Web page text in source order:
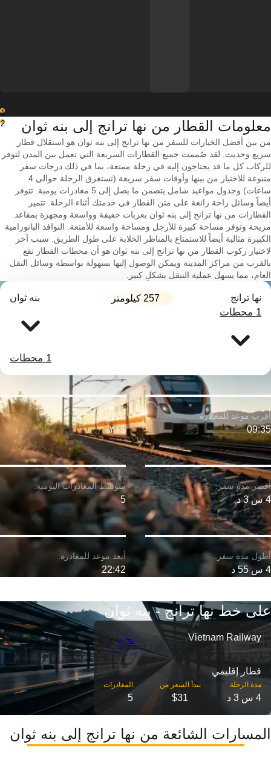
1
2
معلومات القطار من ‎نها ترانج إلى ‎بنه ثوان
من بين أفضل الخيارات للسفر من نها ترانج إلى بنه ثوان هو استقلال قطار
سريع وحديث. لقد صُممت جميع القطارات السريعة التي تعمل بين المدن لتوفر
للركاب كل ما قد يحتاجون إليه في رحلة ممتعة، بما في ذلك درجات سفر
متنوعة للاختيار من بينها وأوقات سفر سريعة (تستغرق الرحلة حوالي 4
ساعات) وجدول مواعيد شامل يتضمن ما يصل إلى 5 مغادرات يومية. تتوفر
أيضاً وسائل راحة رائعة على متن القطار في خدمتك أثناء الرحلة. تتميز
القطارات من نها ترانج إلى بنه ثوان بعربات خفيفة وواسعة ومجهزة بمقاعد
مريحة وتوفر مساحة كبيرة للأرجل ومساحة واسعة للأمتعة. النوافذ البانورامية
الكبيرة مثالية أيضاً للاستمتاع بالمناظر الخلابة على طول الطريق. سبب آخر
لاختيار ركوب القطار من نها ترانج إلى بنه ثوان هو أن محطات القطار تقع
بالقرب من مراكز المدينة ويمكن الوصول إليها بسهولة بواسطة وسائل النقل
العام، مما يسهل عملية التنقل بشكلٍ كبير.
نها ترانج 257 كيلومتر بنه ثوان
1 محطات
1 محطات
4 س 3 د
09:35
4 س 55 د
$٣١
5
22:42
على خط نها ترانج - بنه ثوان
Vietnam Railway
قطار إقليمي
مدة الرحلة
4 س 3 د
‎يبدأ السعر من
$31
5
المسارات الشائعة من نها ترانج إلى بنه ثوان